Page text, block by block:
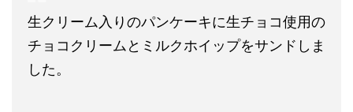
生クリーム入りのパンケーキに生チョコ使用の
チョコクリームとミルクホイップをサンドしま
した。